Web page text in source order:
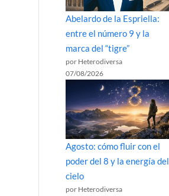
Abelardo de la Espriella:
entre el número 9 y la
marca del “tigre”
por Heterodiversa
07/08/2026
Agosto: cómo fluir con el
poder del 8 y la energía del
cielo
por Heterodiversa